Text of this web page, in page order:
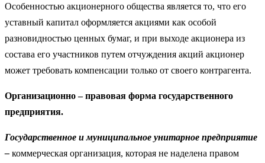
Особенностью акционерного общества является то, что его
уставный капитал оформляется акциями как особой
разновидностью ценных бумаг, и при выходе акционера из
состава его участников путем отчуждения акций акционер
может требовать компенсации только от своего контрагента.
Организационно – правовая форма государственного
предприятия.
Государственное и муниципальное унитарное предприятие
– коммерческая организация, которая не наделена правом